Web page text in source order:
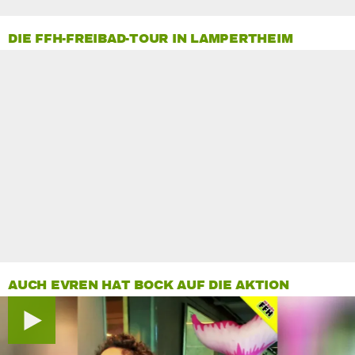
DIE FFH-FREIBAD-TOUR IN LAMPERTHEIM
AUCH EVREN HAT BOCK AUF DIE AKTION